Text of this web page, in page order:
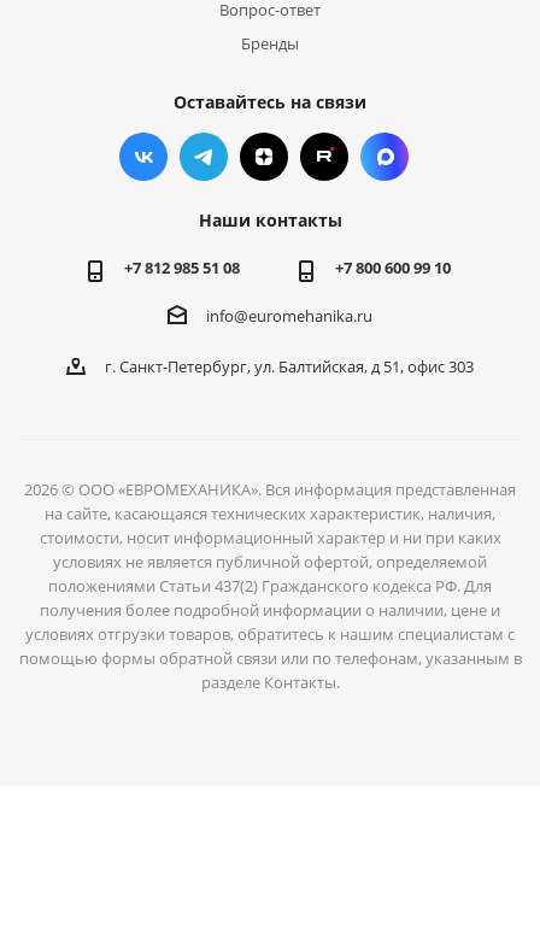
Вопрос-ответ
Бренды
Оставайтесь на связи
Наши контакты
+7 812 985 51 08 +7 800 600 99 10
info@euromehanika.ru
г. Санкт-Петербург, ул. Балтийская, д 51, офис 303
2026 © ООО «ЕВРОМЕХАНИКА». Вся информация представленная
на сайте, касающаяся технических характеристик, наличия,
стоимости, носит информационный характер и ни при каких
условиях не является публичной офертой, определяемой
положениями Статьи 437(2) Гражданского кодекса РФ. Для
получения более подробной информации о наличии, цене и
условиях отгрузки товаров, обратитесь к нашим специалистам с
помощью формы обратной связи или по телефонам, указанным в
разделе Контакты.